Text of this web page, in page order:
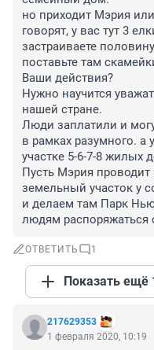
но приходит Мэрия
говорят, у вас тут 3
застраиваете
поставьте там
Ваши действия?
Нужно научится
нашей стране.
Люди заплатили и
в рамках разумного. а
участке 5-6-7-8 жилых
Пусть Мэрия
земельный участок у
и делаем там Парк
людям
ОТВЕТИТЬ 1
Показать ещё
217629353
1 февраля 2020, 10:19